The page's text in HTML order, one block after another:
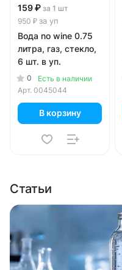
159 ₽ за 1 шт
950 ₽ за уп
Вода no wine 0.75
литра, газ, стекло,
6 шт. в уп.
0
Есть в наличии
Арт. 0045044
В корзину
Статьи